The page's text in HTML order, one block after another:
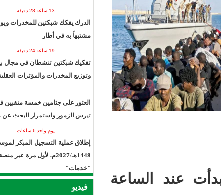
13 ساعة 28 دقيقة
الدرك يفكك شبكتين للمخدرات ويوقف 13
مشتبهاً به في أطار
19 ساعة 24 دقيقة
تفكيك شبكتين تنشطان في مجال بيع
وتوزيع المخدرات والمؤثرات العقلية.
يوم واحد 6 ساعات
العثور على جثامين خمسة منقبين في
تيرس الزمور واستمرار البحث عن مفقود
إطلاق عملية التسجيل المبكر لموسم حج
1448هـ/2027م، لأول مرة عبر منصة
يوم واحد 13 ساعة
فيديو